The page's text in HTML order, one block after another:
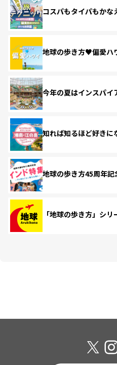
コスパもタイパもかな
地球の歩き方♥偏愛ハ
今年の夏はインスパイ
知れば知るほど好きに
地球の歩き方45周年記
「地球の歩き方」シ